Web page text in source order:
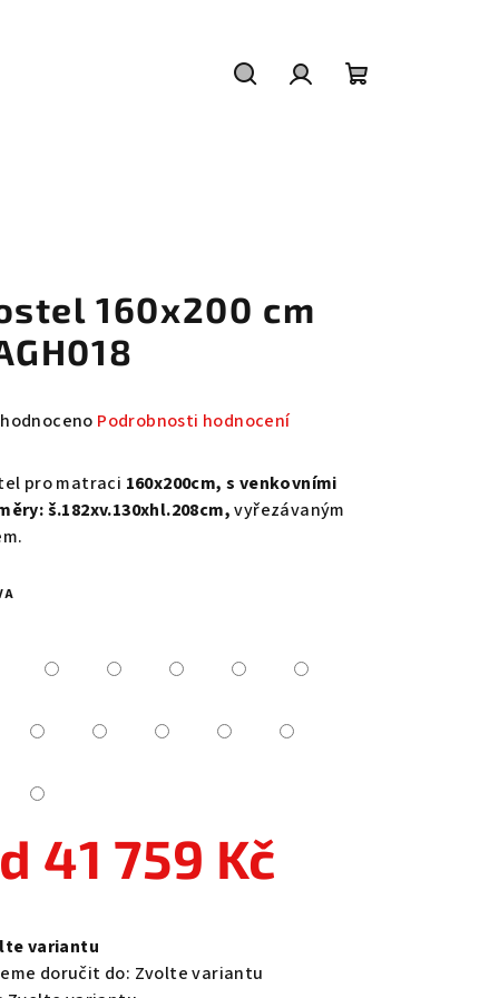
160x200 cm
Podrobnosti hodnocení
pro matraci 160x200cm, s venkovními
š.182xv.130xhl.208cm,vyřezávaným
41 759 Kč
variantu
doručit do: Zvolte variantu